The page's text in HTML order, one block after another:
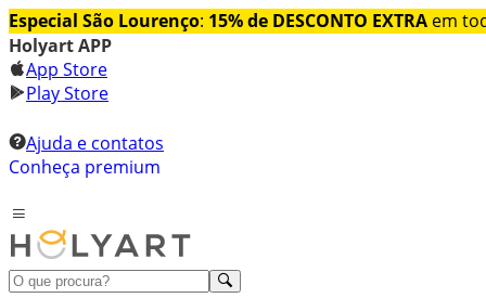
Especial São Lourenço: 15% de DESCONTO EXTRA em
Holyart APP
App Store
Play Store
Ajuda e contatos
Conheça premium